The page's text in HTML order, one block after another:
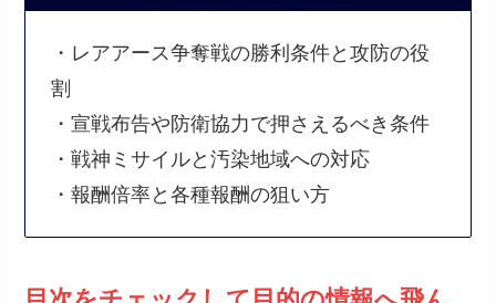
・レアアース争奪戦の勝利条件と攻防の役
割
・宣戦布告や防衛協力で押さえるべき条件
・戦神ミサイルと汚染地域への対応
・報酬倍率と各種報酬の狙い方